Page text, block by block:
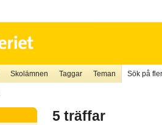
Skolämnen Taggar Teman Sök på
5 träffar